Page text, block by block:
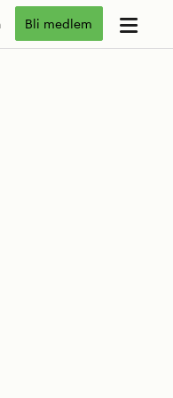
Bli medlem